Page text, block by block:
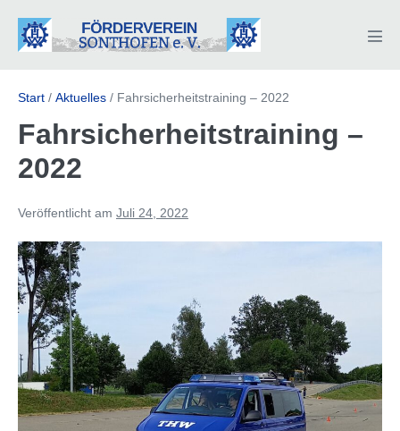
Inhalt
Start / Aktuelles / Fahrsicherheitstraining – 2022
Fahrsicherheitstraining –
2022
Veröffentlicht am Juli 24, 2022